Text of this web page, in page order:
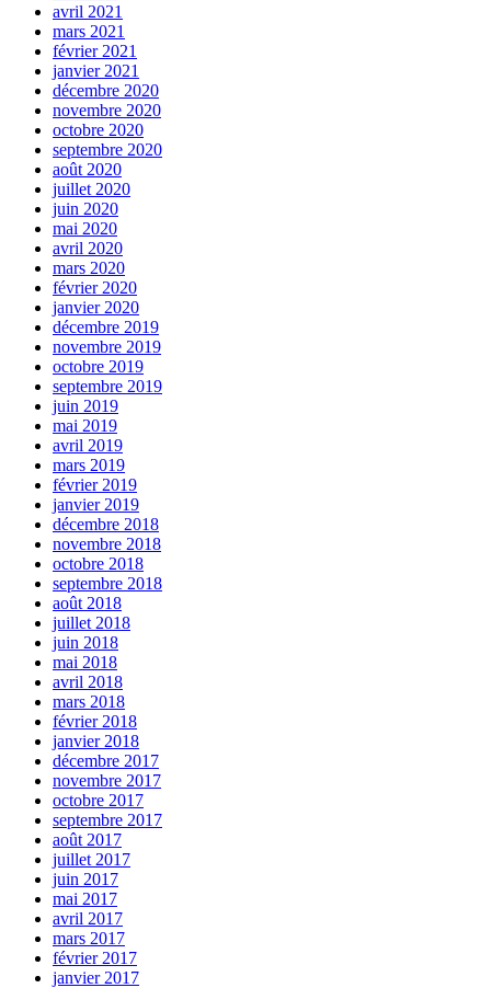
avril 2021
mars 2021
février 2021
janvier 2021
décembre 2020
novembre 2020
octobre 2020
septembre 2020
août 2020
juillet 2020
juin 2020
mai 2020
avril 2020
mars 2020
février 2020
janvier 2020
décembre 2019
novembre 2019
octobre 2019
septembre 2019
juin 2019
mai 2019
avril 2019
mars 2019
février 2019
janvier 2019
décembre 2018
novembre 2018
octobre 2018
septembre 2018
août 2018
juillet 2018
juin 2018
mai 2018
avril 2018
mars 2018
février 2018
janvier 2018
décembre 2017
novembre 2017
octobre 2017
septembre 2017
août 2017
juillet 2017
juin 2017
mai 2017
avril 2017
mars 2017
février 2017
janvier 2017